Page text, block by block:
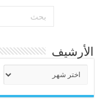
الأرشيف